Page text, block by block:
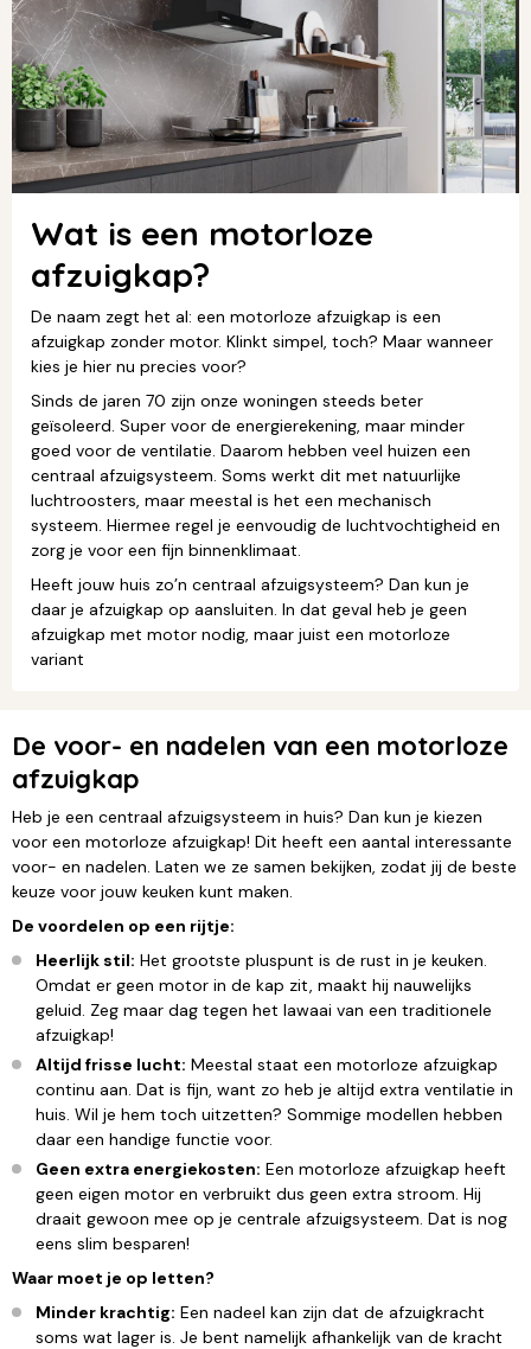
Wat is een motorloze
afzuigkap?
De naam zegt het al: een motorloze afzuigkap is een
afzuigkap zonder motor. Klinkt simpel, toch? Maar wanneer
kies je hier nu precies voor?
Sinds de jaren 70 zijn onze woningen steeds beter
geïsoleerd. Super voor de energierekening, maar minder
goed voor de ventilatie. Daarom hebben veel huizen een
centraal afzuigsysteem. Soms werkt dit met natuurlijke
luchtroosters, maar meestal is het een mechanisch
systeem. Hiermee regel je eenvoudig de luchtvochtigheid en
zorg je voor een fijn binnenklimaat.
Heeft jouw huis zo’n centraal afzuigsysteem? Dan kun je
daar je afzuigkap op aansluiten. In dat geval heb je geen
afzuigkap met motor nodig, maar juist een motorloze
variant
De voor- en nadelen van een motorloze
afzuigkap
Heb je een centraal afzuigsysteem in huis? Dan kun je kiezen
voor een motorloze afzuigkap! Dit heeft een aantal interessante
voor- en nadelen. Laten we ze samen bekijken, zodat jij de beste
keuze voor jouw keuken kunt maken.
De voordelen op een rijtje:
Heerlijk stil: Het grootste pluspunt is de rust in je keuken.
Omdat er geen motor in de kap zit, maakt hij nauwelijks
geluid. Zeg maar dag tegen het lawaai van een traditionele
afzuigkap!
Altijd frisse lucht: Meestal staat een motorloze afzuigkap
continu aan. Dat is fijn, want zo heb je altijd extra ventilatie in
huis. Wil je hem toch uitzetten? Sommige modellen hebben
daar een handige functie voor.
Geen extra energiekosten: Een motorloze afzuigkap heeft
geen eigen motor en verbruikt dus geen extra stroom. Hij
draait gewoon mee op je centrale afzuigsysteem. Dat is nog
eens slim besparen!
Waar moet je op letten?
Minder krachtig: Een nadeel kan zijn dat de afzuigkracht
soms wat lager is. Je bent namelijk afhankelijk van de kracht